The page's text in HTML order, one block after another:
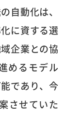
自動化は、
に資する選
企業との協
めるモデル
であり、今
させていた